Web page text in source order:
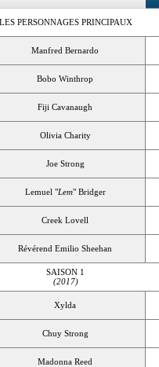
LES PERSONNAGES PRINCIPAUX
Manfred Bernardo
Bobo Winthrop
Fiji Cavanaugh
Olivia Charity
Joe Strong
Lemuel "Lem" Bridger
Creek Lovell
Révérend Emilio Sheehan
SAISON 1
(2017)
Xylda
Chuy Strong
Madonna Reed